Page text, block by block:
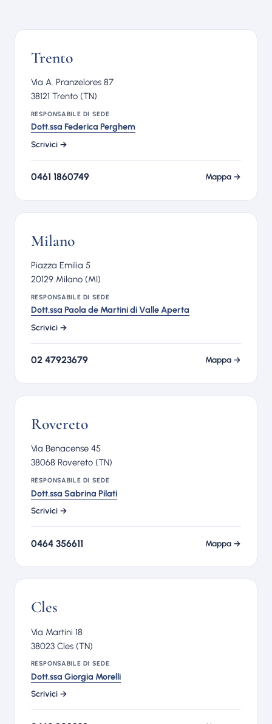
Trento
Via A. Pranzelores 87
38121 Trento (TN)
RESPONSABILE DI SEDE
Dott.ssa Federica Perghem
Scrivici →
0461 1860749 Mappa →
Milano
Piazza Emilia 5
20129 Milano (MI)
RESPONSABILE DI SEDE
Dott.ssa Paola de Martini di Valle Aperta
Scrivici →
02 47923679 Mappa →
Rovereto
Via Benacense 45
38068 Rovereto (TN)
RESPONSABILE DI SEDE
Dott.ssa Sabrina Pilati
Scrivici →
0464 356611 Mappa →
Cles
Via Martini 18
38023 Cles (TN)
RESPONSABILE DI SEDE
Dott.ssa Giorgia Morelli
Scrivici →